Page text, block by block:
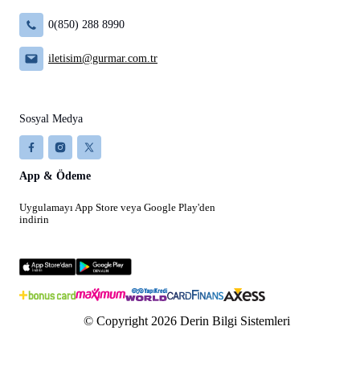
0(850) 288 8990
iletisim@gurmar.com.tr
Sosyal Medya
App & Ödeme
Uygulamayı App Store veya Google Play'den
indirin
© Copyright 2026 Derin Bilgi Sistemleri